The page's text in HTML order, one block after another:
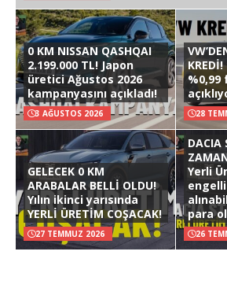
0 KM NISSAN QASHQAI
2.199.000 TL! Japon
üretici Ağustos 2026
kampanyasını açıkladı!
3 AĞUSTOS 2026
%0,99
28
GELECEK 0 KM
ARABALAR BELLİ OLDU!
Yılın ikinci yarısında
YERLİ ÜRETİM COŞACAK!
27 TEMMUZ 2026
DACIA
Yerli
para
26